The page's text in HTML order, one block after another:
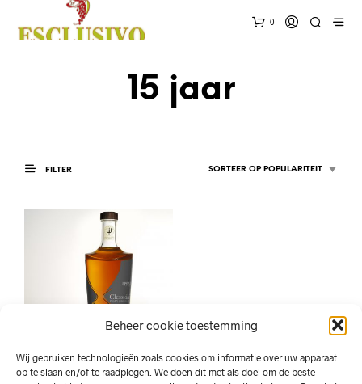
Beheer cookie toestemming
Wij gebruiken technologieën zoals cookies om informatie over uw apparaat
op te slaan en/of te raadplegen. We doen dit met als doel om de beste
0
15 jaar
FILTER